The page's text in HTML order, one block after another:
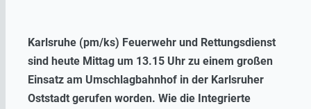
Karlsruhe (pm/ks) Feuerwehr und Rettungsdienst
sind heute Mittag um 13.15 Uhr zu einem großen
Einsatz am Umschlagbahnhof in der Karlsruher
Oststadt gerufen worden. Wie die Integrierte